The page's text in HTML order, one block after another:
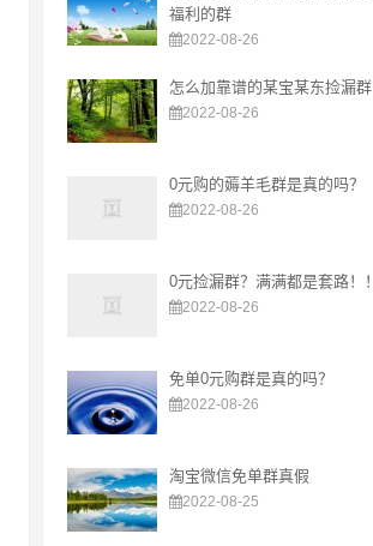
福利的群
2022-08-26
怎么加靠谱的某宝某东捡漏群
2022-08-26
0元购的薅羊毛群是真的吗？
2022-08-26
0元捡漏群？满满都是套路！！
2022-08-26
免单0元购群是真的吗？
2022-08-26
淘宝微信免单群真假
2022-08-25